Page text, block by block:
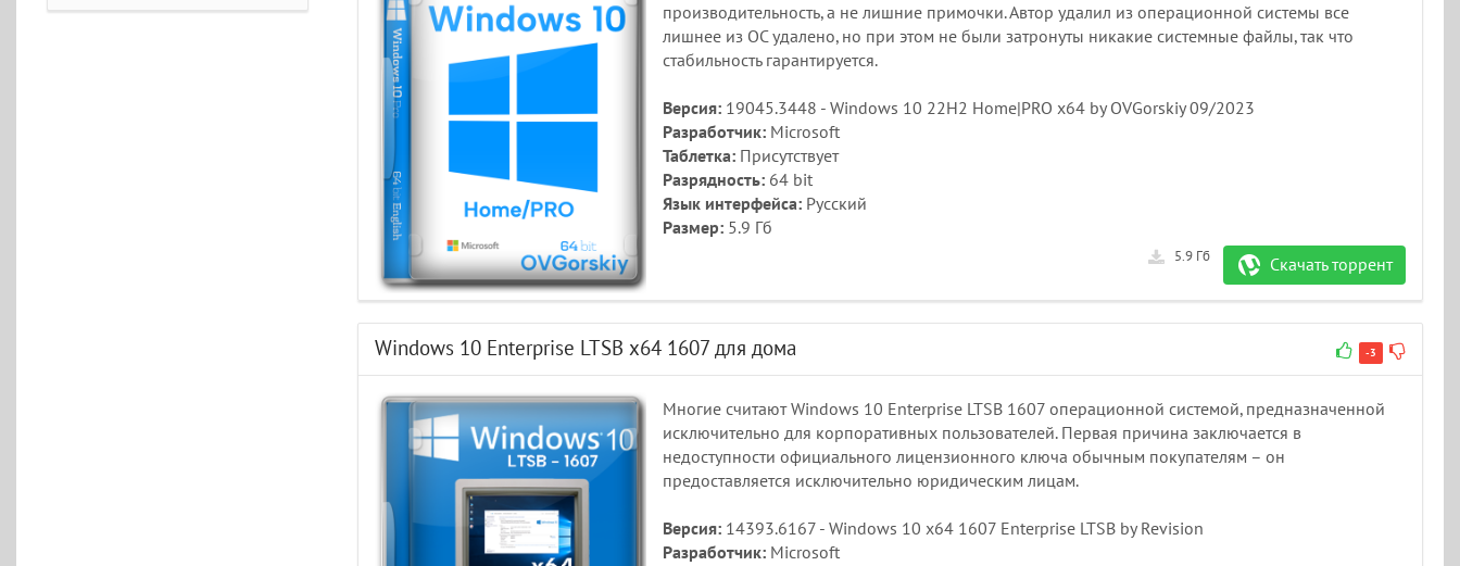
производительность, а не лишние примочки. Автор удалил из операционной системы все
лишнее из ОС удалено, но при этом не были затронуты никакие системные файлы, так что
стабильность гарантируется.
Версия: 19045.3448 - Windows 10 22H2 Home|PRO x64 by OVGorskiy 09/2023
Разработчик: Microsoft
Таблетка: Присутствует
Разрядность: 64 bit
Язык интерфейса: Русский
Размер: 5.9 Гб
Скачать торрент
5.9 Гб
Windows 10 Enterprise LTSB x64 1607 для дома -3
Многие считают Windows 10 Enterprise LTSB 1607 операционной системой, предназначенной
исключительно для корпоративных пользователей. Первая причина заключается в
недоступности официального лицензионного ключа обычным покупателям – он
предоставляется исключительно юридическим лицам.
Версия: 14393.6167 - Windows 10 x64 1607 Enterprise LTSB by Revision
Разработчик: Microsoft